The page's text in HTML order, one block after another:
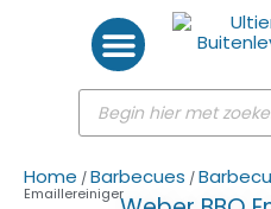
Home /Barbecues /
Emaillereiniger